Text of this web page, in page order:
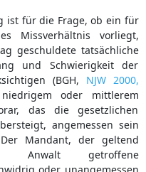
ist für die Frage, ob ein für
Missverhältnis vorliegt,
geschuldete tatsächliche
und Schwierigkeit der
(BGH, NJW 2000,
oder mittlerem
das die gesetzlichen
angemessen sein
Mandant, der geltend
getroffene
oder unangemessen